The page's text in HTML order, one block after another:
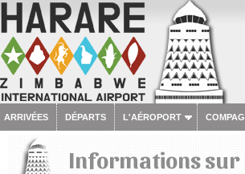
ARRIVÉES DÉPARTS L'AÉROPORT
Informations sur